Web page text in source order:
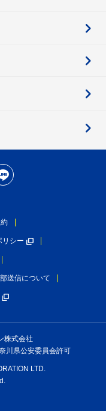
リシー
送信について
株式会社
川県公安委員会許可
LTD.